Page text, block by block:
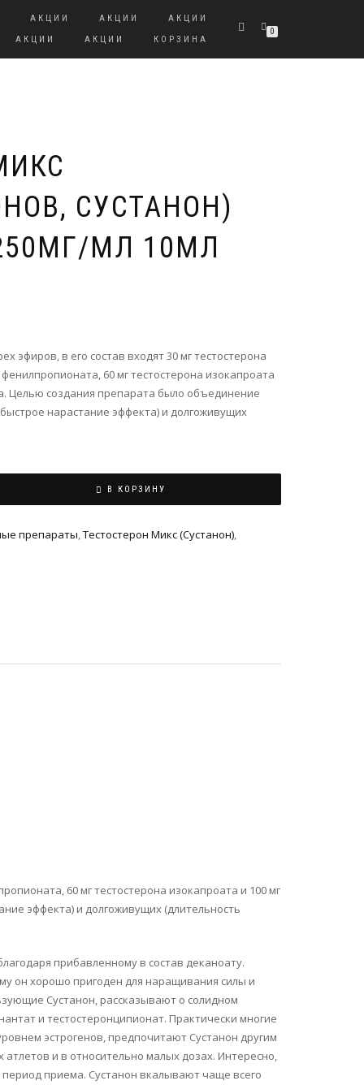
АКЦИИ АКЦИИ
АКЦИИ
АКЦИИ АКЦИИ КОРЗИНА
0
СУСТАНОН)
МЛ 10МЛ
эфиров, в его состав входят 30 мг тестостерона
60 мг тестостерона изокапроата
Целью создания препарата было объединение
нарастание эффекта) и долгоживущих
В КОРЗИНУ
препараты,Тестостерон Микс (Сустанон),
60 мг тестостерона изокапроата и 100 мг
эффекта) и долгоживущих (длительность
прибавленному в состав деканоату.
он хорошо пригоден для наращивания силы и
Сустанон, рассказывают о солидном
и тестостеронципионат. Практически многие
эстрогенов, предпочитают Сустанон другим
и в относительно малых дозах. Интересно,
приема. Сустанон вкалывают чаще всего